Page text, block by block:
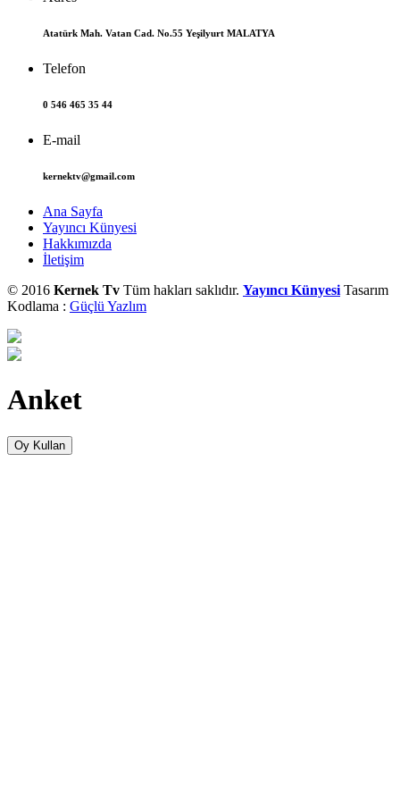
Atatürk Mah. Vatan Cad. No.55 Yeşilyurt MALATYA
Telefon
0 546 465 35 44
E-mail
kernektv@gmail.com
Ana Sayfa
Yayıncı Künyesi
Hakkımızda
İletişim
© 2016 Kernek Tv Tüm hakları saklıdır. Yayıncı Künyesi Tasarım
Kodlama : Güçlü Yazlım
Anket